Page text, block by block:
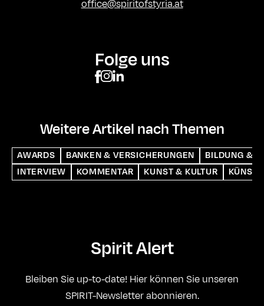
office@spiritofstyria.at
Folge uns
Weitere Artikel nach Themen
AWARDS BANKEN & VERSICHERUNGEN
BILDUNG &
INTERVIEW
KOMMENTAR KUNST & KULTUR
Spirit Alert
Bleiben Sie up-to-date! Hier können Sie unseren
SPIRIT-Newsletter abonnieren.